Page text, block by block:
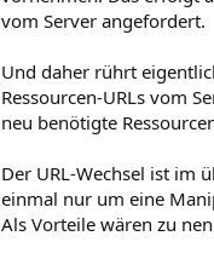
vom Server angefordert.
Und daher rührt
Ressourcen-URLs vom
neu benötigte
Der URL-Wechsel ist im
einmal nur um eine
Als Vorteile wären zu